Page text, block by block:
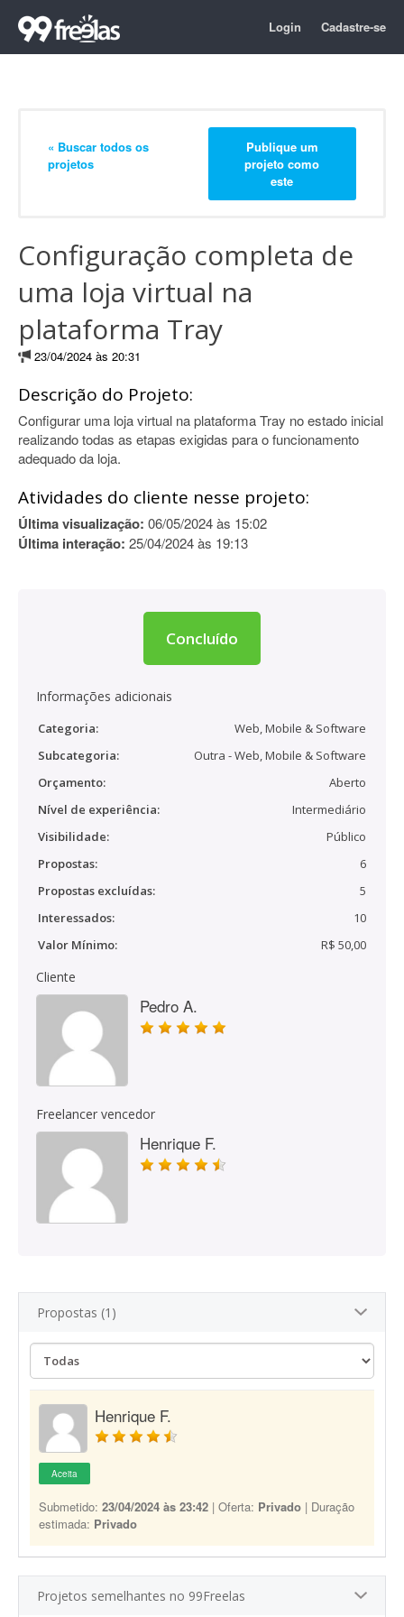
Login Cadastre-se
« Buscar todos os
projetos
Publique um
projeto como
este
Configuração completa de
uma loja virtual na
plataforma Tray
23/04/2024 às 20:31
Descrição do Projeto:
Configurar uma loja virtual na plataforma Tray no estado inicial
realizando todas as etapas exigidas para o funcionamento
adequado da loja.
Atividades do cliente nesse projeto:
Última visualização: 06/05/2024 às 15:02
Última interação: 25/04/2024 às 19:13
Concluído
Informações adicionais
Categoria:
Web, Mobile & Software
Subcategoria:
Outra - Web, Mobile & Software
Orçamento:
Aberto
Nível de experiência:
Intermediário
Visibilidade:
Público
Propostas:
6
Propostas excluídas:
5
Interessados:
10
Valor Mínimo:
R$ 50,00
Cliente
Pedro A.
Freelancer vencedor
Henrique F.
Propostas (1)
Henrique F.
Aceita
Submetido: 23/04/2024 às 23:42 | Oferta: Privado | Duração
estimada: Privado
Projetos semelhantes no 99Freelas